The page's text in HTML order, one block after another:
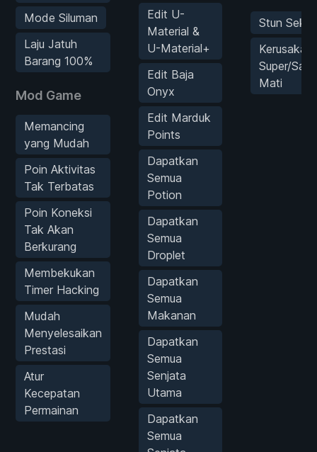
Mode Siluman
Laju Jatuh
Barang 100%
Mod Game
Memancing
yang Mudah
Poin Aktivitas
Tak Terbatas
Poin Koneksi
Tak Akan
Berkurang
Membekukan
Timer Hacking
Mudah
Menyelesaikan
Prestasi
Atur
Kecepatan
Permainan
Edit U-
Material &
U-Material+
Edit Baja
Onyx
Edit Marduk
Points
Dapatkan
Semua
Potion
Dapatkan
Semua
Droplet
Dapatkan
Semua
Makanan
Dapatkan
Semua
Senjata
Utama
Dapatkan
Semua
Stun
Kerusakan
Super/
Mati